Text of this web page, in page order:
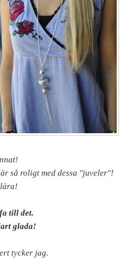
så roligt med dessa "juveler"!
till det.
glada!
tycker jag.